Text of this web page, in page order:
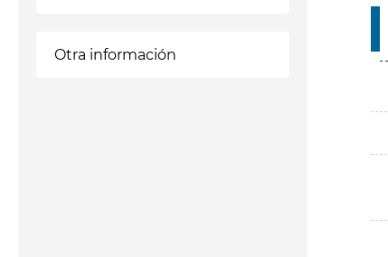
Otra información